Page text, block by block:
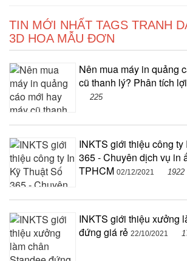
TIN MỚI NHẤT TAGS TRANH
3D HOA MẪU ĐƠN
Nên mua máy in quảng
cũ thanh lý? Phân tích
225
INKTS giới thiệu công ty
365 - Chuyên dịch vụ in
TPHCM 02/12/2021 1922
INKTS giới thiệu xưởng
đứng giá rẻ 22/10/2021